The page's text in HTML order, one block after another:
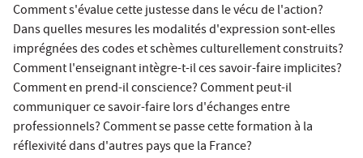
Comment s'évalue cette justesse dans le vécu de l'action?
Dans quelles mesures les modalités d'expression sont-elles
imprégnées des codes et schèmes culturellement construits?
Comment l'enseignant intègre-t-il ces savoir-faire implicites?
Comment en prend-il conscience? Comment peut-il
communiquer ce savoir-faire lors d'échanges entre
professionnels? Comment se passe cette formation à la
réflexivité dans d'autres pays que la France?